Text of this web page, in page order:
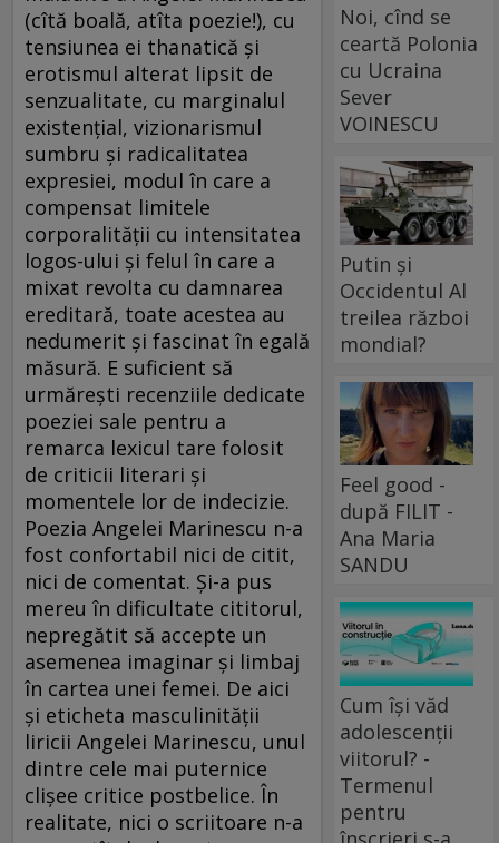
(cîtă boală, atîta poezie!), cu
tensiunea ei thanatică şi
erotismul alterat lipsit de
senzualitate, cu marginalul
existenţial, vizionarismul
sumbru şi radicalitatea
expresiei, modul în care a
compensat limitele
corporalităţii cu intensitatea
logos-ului şi felul în care a
mixat revolta cu damnarea
ereditară, toate acestea au
nedumerit şi fascinat în egală
măsură. E suficient să
urmăreşti recenziile dedicate
poeziei sale pentru a
remarca lexicul tare folosit
de criticii literari şi
momentele lor de indecizie.
Poezia Angelei Marinescu n-a
fost confortabil nici de citit,
nici de comentat. Şi-a pus
mereu în dificultate cititorul,
nepregătit să accepte un
asemenea imaginar şi limbaj
în cartea unei femei. De aici
şi eticheta masculinităţii
liricii Angelei Marinescu, unul
dintre cele mai puternice
clişee critice postbelice. În
realitate, nici o scriitoare n-a
Noi, cînd se
ceartă Polonia
cu Ucraina
Sever
VOINESCU
Putin și
Occidentul Al
treilea război
mondial?
Feel good -
după FILIT -
Ana Maria
SANDU
Cum își văd
adolescenții
viitorul? -
Termenul
pentru